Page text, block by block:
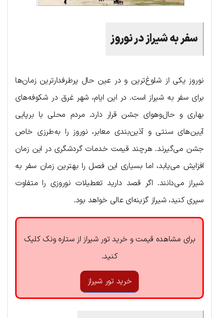
سفر به شیراز در نوروز
نوروز یکی از شلوغ‌ترین و در عین حال پرطرفدارترین زمان‌ها
برای سفر به شیراز است. در این ایام، شهر غرق در شکوفه‌های
بهاری و حال‌وهوای جشن قرار دارد. مردم محلی با برپایی
آیین‌های سنتی و آذین‌بندی معابر، نوروز را به‌طرزی خاص
جشن می‌گیرند. هرچند قیمت خدمات گردشگری در این زمان
افزایش می‌یابد، اما بسیاری این فصل را بهترین زمان سفر به
شیراز می‌دانند. اگر قصد دارید تعطیلات نوروزی را متفاوت
سپری کنید، شیراز گزینه‌ای عالی خواهد بود.
برای مشاهده قیمت و خرید تور شیراز از ستاره ونک کلیک
کنید.
خرید تور شیراز